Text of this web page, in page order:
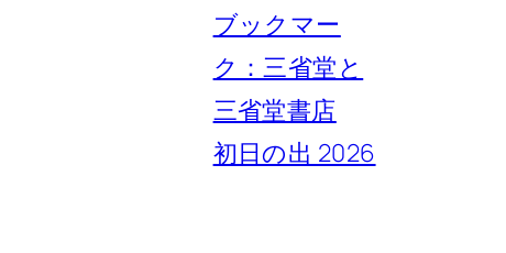
ブックマー
ク：三省堂と
三省堂書店
初日の出 2026